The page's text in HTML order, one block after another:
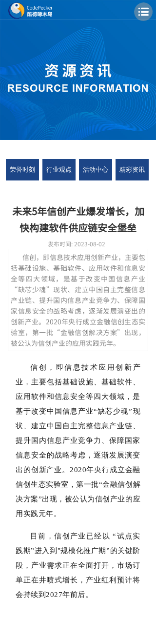
荣誉时刻 行业观点 活动中心 精彩资讯
未来5年信创产业爆发增长，加
快构建软件供应链安全堡垒
发布时间:2023-08-02
信创，即信息技术应用创新产业，主要包
括基础设施、基础软件、应用软件和信息安
全等四大领域，是基于改变中国信息产业
“缺芯少魂”现状、建立中国自主完整信息
产业链、提升国内信息产业竞争力、保障国
家信息安全的战略考虑，逐渐发展演变出的
创新产业。2020年央行成立金融信创生态实
验室，第一批“金融信创解决方案”出现，
被公认为信创产业的应用实践元年。
信创，即信息技术应用创新产
业，主要包括基础设施、基础软件、
应用软件和信息安全等四大领域，是
基于改变中国信息产业“缺芯少魂”现
状、建立中国自主完整信息产业链、
提升国内信息产业竞争力、保障国家
信息安全的战略考虑，逐渐发展演变
出的创新产业。 2020年央行成立金融
信创生态实验室，第一批“金融信创解
决方案”出现，被公认为信创产业的应
用实践元年。
目前，信创产业已经以 “试点实
践期”进入到"规模化推广期”的关键阶
段，产业需求正在全面打开，市场订
单正在井喷式增长，产业红利预计将
会持续到2027年前后。